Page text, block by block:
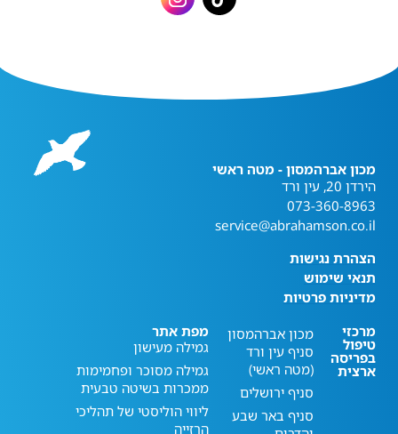
מכון אברהמסון - מטה ראשי
הירדן 20, עין ורד
073-360-8963
service@abrahamson.co.il
הצהרת נגישות
תנאי שימוש
מדיניות פרטיות
מרכזי
טיפול
בפריסה
ארצית
מכון אברהמסון
סניף עין ורד
(מטה ראשי)
סניף ירושלים
סניף באר שבע
מפת אתר
גמילה מעישון
גמילה מסוכר ופחמימות
ממכרות בשיטה טבעית
ליווי הוליסטי של תהליכי
הרזייה